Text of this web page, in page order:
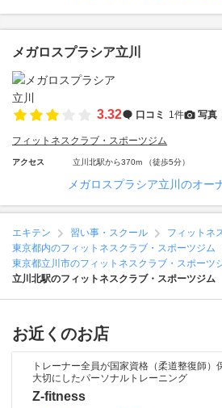
メガロスプラシア立川
3.32 口コミ 1件 写真
フィットネスクラブ・スポーツジム
アクセス 立川北駅から370m （徒歩5分）
メガロスプラシア立川のオー
エキテン 習い事・スクール
フィットネ
東京都内のフィットネスクラブ・スポーツジム
東京都立川市のフィットネスクラブ・スポーツ
立川北駅のフィットネスクラブ・スポーツジム
お近くのお店
トレーナー全員が国家資格（柔道整復師）
大切にしたパーソナルトレーニング
Z-fitness